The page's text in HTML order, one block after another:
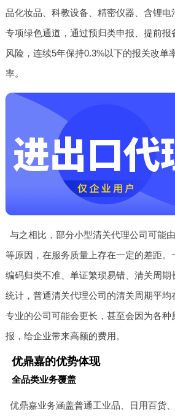
品化妆品、科教设备、精密仪器、含锂
专项绿色通道，通过预归类申报、提前
风险，连续5年保持0.3%以下的报关改单
率。
与之相比，部分小型清关代理公司可能
等原因，在服务质量上存在一定的差距
编码归类不准、单证繁琐易错、清关周
统计，普通清关代理公司的清关周期平均
专业的公司可能会更长，甚至会因为各
报，给企业带来高额的费用。
优鼎嘉的优势体现
全品类业务覆盖
优鼎嘉业务涵盖普通工业品、日用百货